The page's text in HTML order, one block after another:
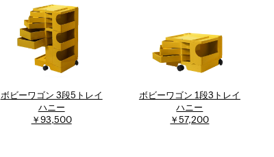
ボビーワゴン 3段5トレイ
ハニー
￥93,500
ボビーワゴン 1段3トレイ
ハニー
￥57,200